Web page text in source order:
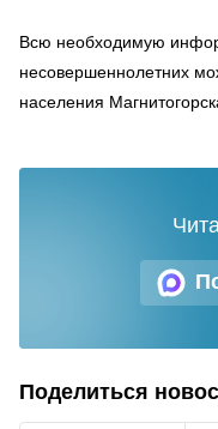
Всю необходимую
несовершеннолетних
населения
Поделиться